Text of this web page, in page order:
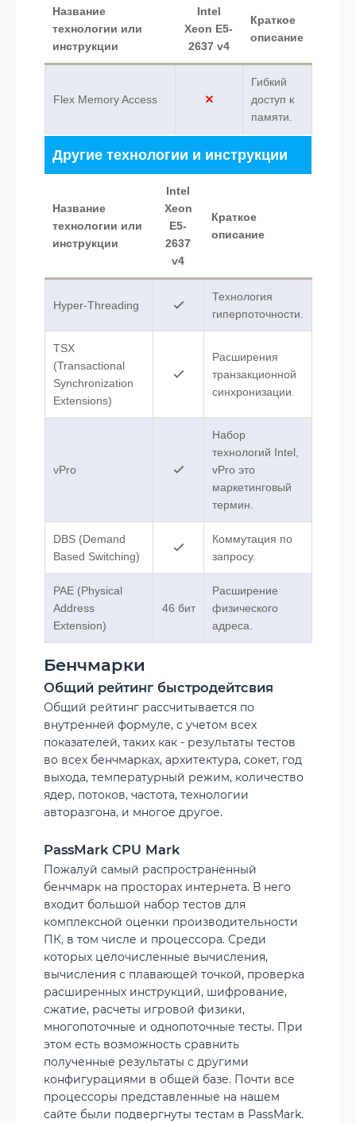
Название
технологии или
инструкции
Intel
Xeon E5-
2637 v4
Краткое
описание
Flex Memory Access
Гибкий
доступ к
памяти.
Другие технологии и инструкции
Название
технологии или
инструкции
Intel
Xeon
E5-
2637
v4
Краткое
описание
Hyper-Threading
Технология
гиперпоточности.
TSX
(Transactional
Synchronization
Extensions)
Расширения
транзакционной
синхронизации.
vPro
Набор
технологий Intel,
vPro это
маркетинговый
термин.
DBS (Demand
Based Switching)
Коммутация по
запросу.
PAE (Physical
Address
Extension)
46 бит
Расширение
физического
адреса.
Бенчмарки
Общий рейтинг быстродейтсвия
Общий рейтинг рассчитывается по
внутренней формуле, с учетом всех
показателей, таких как - результаты тестов
во всех бенчмарках, архитектура, сокет, год
выхода, температурный режим, количество
ядер, потоков, частота, технологии
авторазгона, и многое другое.
PassMark CPU Mark
Пожалуй самый распространенный
бенчмарк на просторах интернета. В него
входит большой набор тестов для
комплексной оценки производительности
ПК, в том числе и процессора. Среди
которых целочисленные вычисления,
вычисления с плавающей точкой, проверка
расширенных инструкций, шифрование,
сжатие, расчеты игровой физики,
многопоточные и однопоточные тесты. При
этом есть возможность сравнить
полученные результаты с другими
конфигурациями в общей базе. Почти все
процессоры представленные на нашем
сайте были подвергнуты тестам в PassMark.